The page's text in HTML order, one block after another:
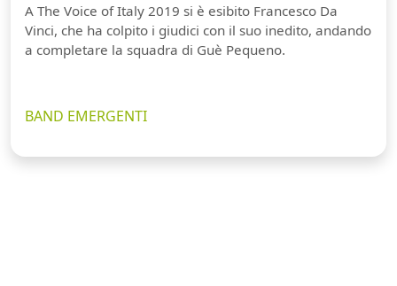
A The Voice of Italy 2019 si è esibito Francesco Da
Vinci, che ha colpito i giudici con il suo inedito, andando
a completare la squadra di Guè Pequeno.
BAND EMERGENTI